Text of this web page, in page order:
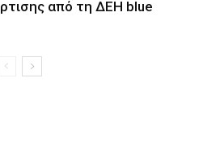
από τη ΔΕΗ blue